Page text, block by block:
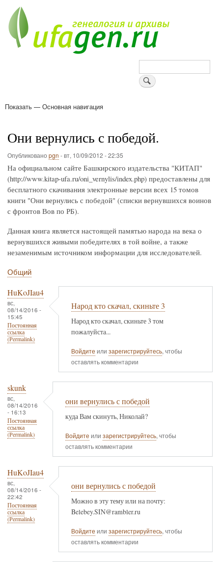
основному
содержанию
Поиск
Основная
Показать — Основная навигация
Они вернулись с победой.
Опубликовано pgn -вт, 10/09/2012 - 22:35
На официальном сайте Башкирского издательства "КИТАП"
(http://www.kitap-ufa.ru/oni_vernylis/index.php) предоставлены для
бесплатного скачивания электронные версии всех 15 томов
книги "Они вернулись с победой" (списки вернувшихся воинов
с фронтов Вов по РБ).
Данная книга является настоящей памятью народа на века о
вернувшихся живыми победителях в той войне, а также
незаменимым источником информации для исследователей.
Общий
HuKoJIau4
вс,
08/14/2016 -
15:45
Постоянная
ссылка
(Permalink)
Народ кто скачал, скиньте 3
Народ кто скачал, скиньте 3 том
пожалуйста...
Войдите или зарегистрируйтесь, чтобы
оставлять комментарии
skunk
вс,
08/14/2016
- 16:13
Постоянная
ссылка
(Permalink)
они вернулись с победой
куда Вам скинуть, Николай?
Войдите или зарегистрируйтесь, чтобы
оставлять комментарии
HuKoJIau4
вс,
08/14/2016 -
22:42
Постоянная
ссылка
(Permalink)
они вернулись с победой
Можно в эту тему или на почту:
Belebey.SIN@rambler.ru
Войдите или зарегистрируйтесь, чтобы
оставлять комментарии